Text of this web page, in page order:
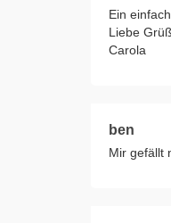
Ein
Liebe
Carola
ben
Mir gefällt